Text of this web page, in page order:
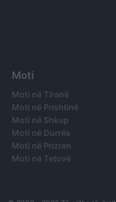
Moti
Moti në Tiranë
Moti në Prishtinë
Moti në Shkup
Moti në Durrës
Moti në Prizren
Moti në Tetovë